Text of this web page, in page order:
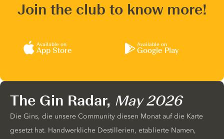
Join the club to know more!
Available on
App Store
Available on
Google Play
The Gin Radar, May 2026
Die Gins, die unsere Community diesen Monat auf die Karte
gesetzt hat. Handwerkliche Destillerien, etablierte Namen,